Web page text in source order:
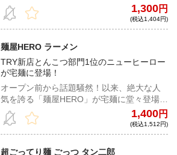
分厚い味染みチャーシュー。容赦の全くな
い旨さで道民の舌を唸らせる！
1,300円
(税込1,404円)
麺屋HERO ラーメン
TRY新店とんこつ部門1位のニューヒーロー
が宅麺に登場！
オープン前から話題騒然！以来、絶大な人
気を誇る「麺屋HERO」が宅麺に堂々登場。
コクと旨味が凝縮した濃密な乳化スープと
オーション香る自家製麺の贅沢な味わいを
ご家庭でも。
1,400円
(税込1,512円)
超ごってり麺 ごっつ タン二郎